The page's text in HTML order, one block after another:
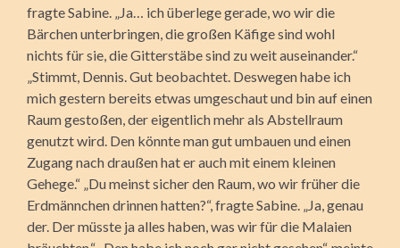
fragte Sabine. „Ja… ich überlege gerade, wo wir die
Bärchen unterbringen, die großen Käfige sind wohl
nichts für sie, die Gitterstäbe sind zu weit auseinander.“
„Stimmt, Dennis. Gut beobachtet. Deswegen habe ich
mich gestern bereits etwas umgeschaut und bin auf einen
Raum gestoßen, der eigentlich mehr als Abstellraum
genutzt wird. Den könnte man gut umbauen und einen
Zugang nach draußen hat er auch mit einem kleinen
Gehege.“ „Du meinst sicher den Raum, wo wir früher die
Erdmännchen drinnen hatten?“, fragte Sabine. „Ja, genau
der. Der müsste ja alles haben, was wir für die Malaien